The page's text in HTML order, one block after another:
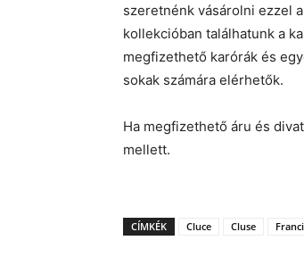
szeretnénk vásárolni ezzel
kollekcióban találhatunk a
megfizethető karórák és
sokak számára elérhetők.
Ha megfizethető áru és
mellett.
CÍMKÉK Cluce Cluse